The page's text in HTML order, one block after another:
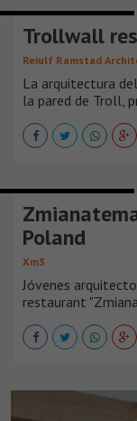
Trollwall
Reiulf Ramstad
La arquitectura
la pared de Troll,
Poland
Xm3
Jóvenes
restaurant